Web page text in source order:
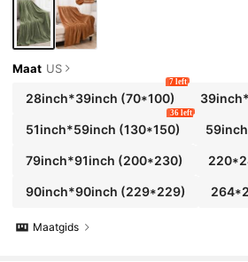
Maat US
28inch*39inch (70*100)
7 left
51inch*59inch (130*150)
36 left
79inch*91inch (200*230)
90inch*90inch (229*229)
Maatgids